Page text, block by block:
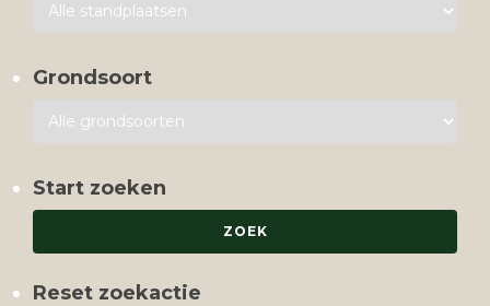
Grondsoort
Start zoeken
Reset zoekactie